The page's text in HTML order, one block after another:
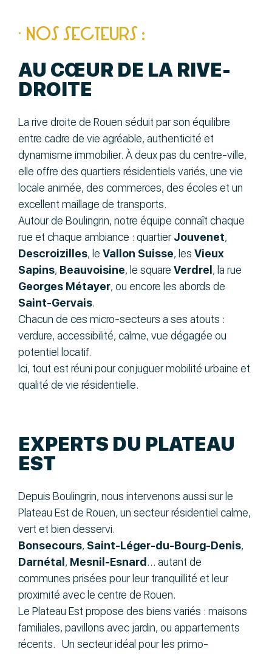
· NOS SECTEURS :
AU CŒUR DE LA RIVE-
DROITE
La rive droite de Rouen séduit par son équilibre
entre cadre de vie agréable, authenticité et
dynamisme immobilier. À deux pas du centre-ville,
elle offre des quartiers résidentiels variés, une vie
locale animée, des commerces, des écoles et un
excellent maillage de transports.
Autour de Boulingrin, notre équipe connaît chaque
rue et chaque ambiance : quartierJouvenet,
Descroizilles, le Vallon Suisse, les Vieux
Sapins, Beauvoisine, le square Verdrel , la rue
Georges Métayer, ou encore les abords de
Saint-Gervais.
Chacun de ces micro-secteurs a ses atouts :
verdure, accessibilité, calme, vue dégagée ou
potentiel locatif.
Ici, tout est réuni pour conjuguer mobilité urbaine et
qualité de vie résidentielle.
EXPERTS DU PLATEAU
EST
Depuis Boulingrin, nous intervenons aussi sur le
Plateau Est de Rouen, un secteur résidentiel calme,
vert et bien desservi.
Bonsecours, Saint-Léger-du-Bourg-Denis,
Darnétal , Mesnil-Esnard … autant de
communes prisées pour leur tranquillité et leur
proximité avec le centre de Rouen.
Le Plateau Est propose des biens variés : maisons
familiales, pavillons avec jardin, ou appartements
récents. Un secteur idéal pour les primo-